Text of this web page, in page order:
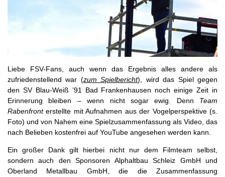
Liebe FSV-Fans, auch wenn das Ergebnis alles andere als
zufriedenstellend war (zum Spielbericht), wird das Spiel gegen
den SV Blau-Weiß ’91 Bad Frankenhausen noch einige Zeit in
Erinnerung bleiben – wenn nicht sogar ewig. Denn Team
Rabenfronterstellte mit Aufnahmen aus der Vogelperspektive (s.
Foto) und von Nahem eine Spielzusammenfassung als Video, das
nach Belieben kostenfrei auf YouTube angesehen werden kann.
Ein großer Dank gilt hierbei nicht nur dem Filmteam selbst,
sondern auch den Sponsoren Alphaltbau Schleiz GmbH und
Oberland Metallbau GmbH, die die Zusammenfassung